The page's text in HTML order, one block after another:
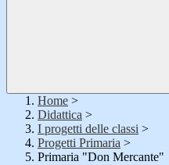
Home >
Didattica >
I progetti delle classi >
Progetti Primaria >
Primaria "Don Mercante"